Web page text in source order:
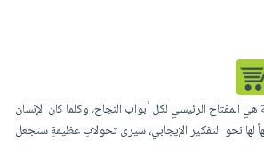
هي المفتاح الرئيسي لكل أبواب النجاح، وكلما كان الإنسان
لها نحو التفكير الإيجابي، سيرى تحولاتٍ عظيمةٍ ستجعل